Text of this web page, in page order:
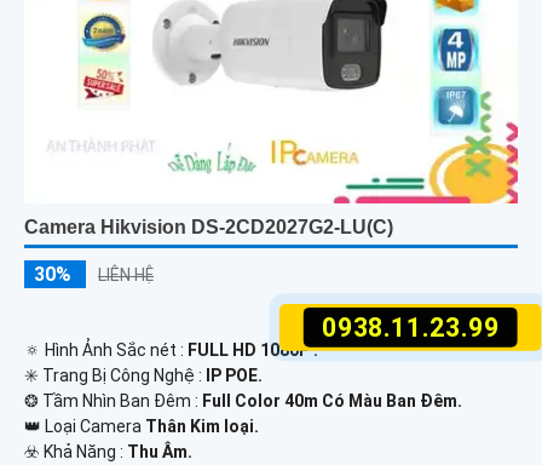
0938.11.23.99
Camera Hikvision DS-2CD2027G2-LU(C)
30% LIÊN HỆ
🔅 Hình Ảnh Sắc nét : FULL HD 1080P .
✳️ Trang Bị Công Nghệ :
IP POE.
❂ Tầm Nhìn Ban Đêm : Full Color 40m Có Màu Ban Ðêm.
👑 Loại Camera Thân Kim loại.
️☣️ Khả Năng : Thu Âm.